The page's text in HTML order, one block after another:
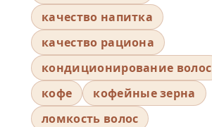
качество напитка
качество рациона
кондиционирование волос
кофе
кофейные зерна
ломкость волос